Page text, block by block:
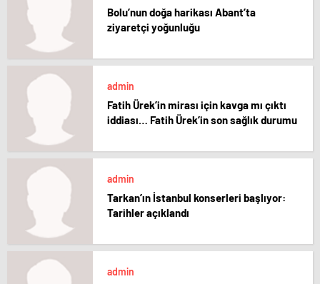
Bolu’nun doğa harikası Abant’ta
ziyaretçi yoğunluğu
admin
Fatih Ürek’in mirası için kavga mı çıktı
iddiası… Fatih Ürek’in son sağlık durumu
admin
Tarkan’ın İstanbul konserleri başlıyor:
Tarihler açıklandı
admin